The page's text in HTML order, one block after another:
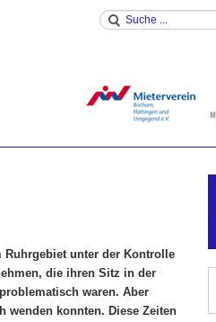
Ruhrgebiet unter der Kontrolle
die ihren Sitz in der
waren. Aber
wenden konnten. Diese Zeiten